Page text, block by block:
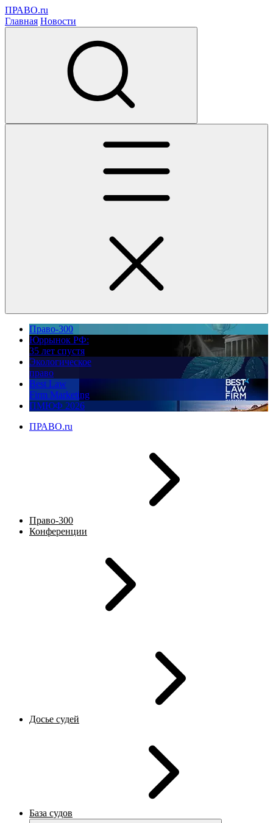
ПРАВО.ru
Главная Новости
Право-300
Юррынок РФ:
35 лет спустя
Экологическое
право
Best Law
Firm Marketing
ПМЮФ 2026
ПРАВО.ru
Право-300
Конференции
Досье судей
База судов